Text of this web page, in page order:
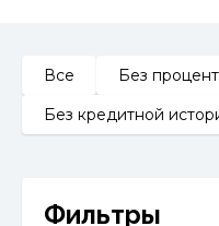
Все Без
Без кредитной
Фильтры